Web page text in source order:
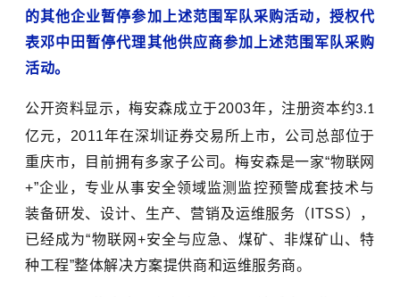
的其他企业暂停参加上述范围军队采购活动，授权代
表邓中田暂停代理其他供应商参加上述范围军队采购
活动。
公开资料显示，梅安森成立于2003年，注册资本约3.1
亿元， 2011年在深圳证券交易所 上市，公司总部位于
重庆市，目前拥有多家子公司。梅安森是一家“物联网
+”企业，专业从事安全领域监测监控预警成套技术与
装备研发、设计、生产、营销及运维服务（ITSS），
已经成为“物联网+安全与应急、煤矿、非煤矿山、特
种工程”整体解决方案提供商和运维服务商。